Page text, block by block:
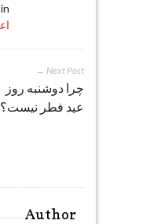
Next Post →
چرا دوشنبه روز
عید فطر نیست؟
Author